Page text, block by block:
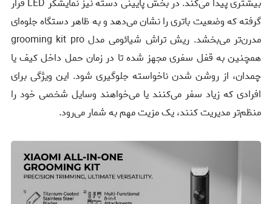
بیشتری پیدا می‌کند. در بخش پایینی دسته نیز نمایشگر LED قرار
گرفته که وضعیت باتری را نشان می‌دهد و به ظاهر دستگاه جلوه‌ای
مدرن‌تر می‌بخشد. ریش تراش شیائومی مدل grooming kit pro
همچنین به قفل سفری مجهز شده تا در زمان حمل داخل کیف یا
چمدان، از روشن شدن ناخواسته جلوگیری شود. این ویژگی برای
افرادی که زیاد سفر می‌کنند یا می‌خواهند وسایل شخصی خود را
منظم‌تر مدیریت کنند، یک مزیت مهم به شمار می‌رود.